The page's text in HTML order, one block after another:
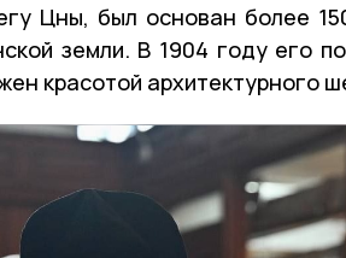
Цны, был основан более
земли. В 1904 году его
красотой архитектурного